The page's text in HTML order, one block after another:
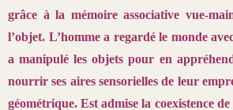
grâce à la mémoire associative vue-
l’objet. L’homme a regardé le monde
a manipulé les objets pour en
nourrir ses aires sensorielles de leur
géométrique. Est admise la coexistence de